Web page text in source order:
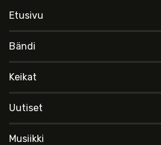
Etusivu
Bändi
Keikat
Uutiset
Musiikki